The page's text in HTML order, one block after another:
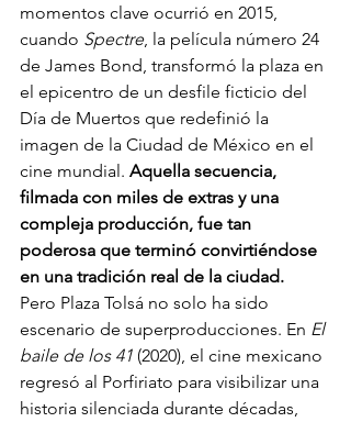
momentos clave ocurrió en 2015,
cuando Spectre, la película número 24
de James Bond, transformó la plaza en
el epicentro de un desfile ficticio del
Día de Muertos que redefinió la
imagen de la Ciudad de México en el
cine mundial. Aquella secuencia,
filmada con miles de extras y una
compleja producción, fue tan
poderosa que terminó convirtiéndose
en una tradición real de la ciudad.
Pero Plaza Tolsá no solo ha sido
escenario de superproducciones. En El
baile de los 41 (2020), el cine mexicano
regresó al Porfiriato para visibilizar una
historia silenciada durante décadas,